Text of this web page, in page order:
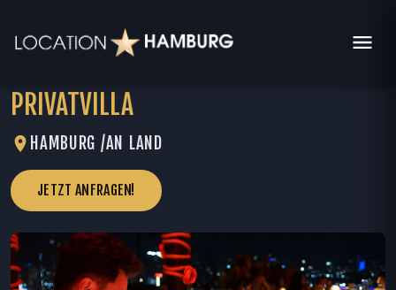
PRIVATVILLA
HAMBURG /AN LAND
JETZT ANFRAGEN!